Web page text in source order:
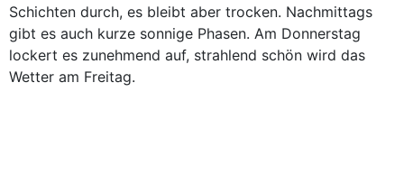
Schichten durch, es bleibt aber trocken. Nachmittags
gibt es auch kurze sonnige Phasen. Am Donnerstag
lockert es zunehmend auf, strahlend schön wird das
Wetter am Freitag.